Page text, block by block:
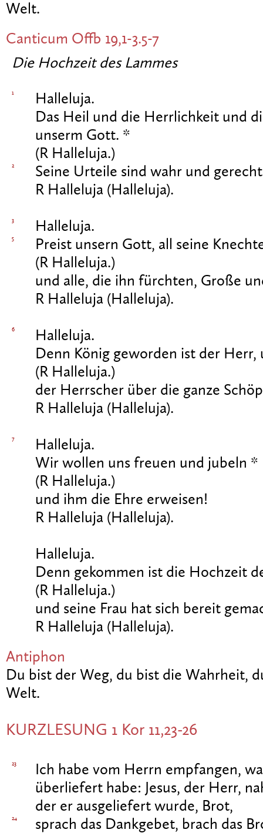
Welt.
Canticum Offb 19,1-3.5-7
Die Hochzeit des Lammes
1
Halleluja.
Das Heil und die Herrlichkeit und
unserm Gott. *
(R Halleluja.)
2
Seine Urteile sind wahr und
R Halleluja (Halleluja).
3 Halleluja.
5
Preist unsern Gott, all seine
(R Halleluja.)
und alle, die ihn fürchten, Große
R Halleluja (Halleluja).
6
Halleluja.
Denn König geworden ist der Herr,
(R Halleluja.)
der Herrscher über die ganze
R Halleluja (Halleluja).
7
Halleluja.
Wir wollen uns freuen und jubeln *
(R Halleluja.)
und ihm die Ehre erweisen!
R Halleluja (Halleluja).
Halleluja.
Denn gekommen ist die Hochzeit
(R Halleluja.)
und seine Frau hat sich bereit
R Halleluja (Halleluja).
Antiphon
Du bist der Weg, du bist die Wahrheit,
Welt.
KURZLESUNG 1 Kor 11,23-26
23
Ich habe vom Herrn empfangen,
überliefert habe: Jesus, der Herr,
der er ausgeliefert wurde, Brot,
24
sprach das Dankgebet, brach das